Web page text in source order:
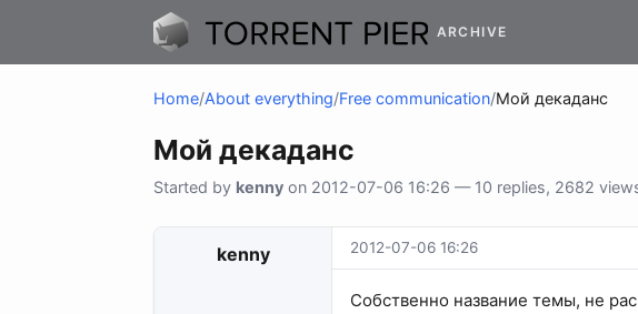
ARCHIVE
Home/About everything/Free communication/Мой декаданс
Мой декаданс
Started by kenny on 2012-07-06 16:26 — 10 replies, 2682
kenny 2012-07-06 16:26
Собственно название темы, не